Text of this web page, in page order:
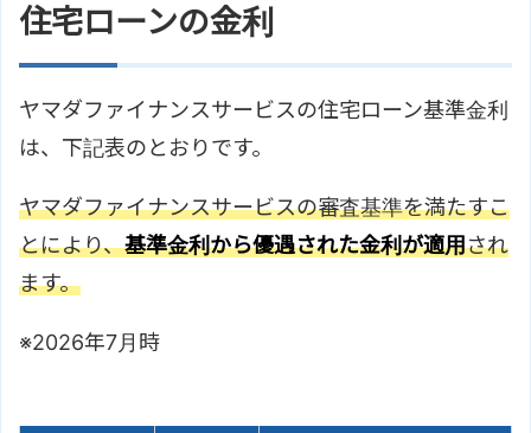
住宅ローンの金利
ヤマダファイナンスサービスの住宅ローン基準金利
は、下記表のとおりです。
ヤマダファイナンスサービスの審査基準を満たすこ
とにより、基準金利から優遇された金利が適用され
ます。
※2026年7月時